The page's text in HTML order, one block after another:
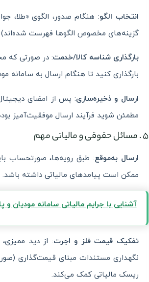
انتخاب الگو: هنگام صدور، الگوی «طلا،
گزینه‌های مخصوص الگوها فهرست شده‌اند)
بارگذاری شناسه کالا/خدمت: در صورتی که
بارگذاری کنید تا هنگام ارسال به سامانه
ارسال و ذخیره‌سازی: پس از امضای
مطمئن شوید فرآیند ارسال موفقیت‌آمیز
۵ . مسائل حقوقی و مالیاتی مهم
ارسال به‌موقع: طبق رویه‌ها، صورتحساب
ممکن است پیامدهای مالیاتی داشته باشد.
آشنایی با جرایم مالیاتی سامانه مودیان
تفکیک قیمت فلز و اجرت: از دید
نگهداری مستندات مبنای قیمت‌گذاری
ریسک مالیاتی کمک می‌کند.